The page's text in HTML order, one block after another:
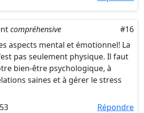
compréhensive
#16
aspects mental et émotionnel! La
pas seulement physique. Il faut
bien-être psychologique, à
saines et à gérer le stress
Répondre